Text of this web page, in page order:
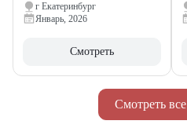
Смотреть
г Екатеринбург
Январь, 2026
Смотреть